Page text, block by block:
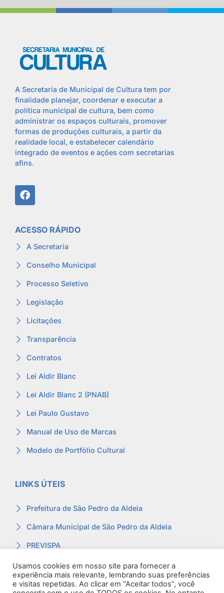
A Secretaria de Municipal de Cultura tem por
finalidade planejar, coordenar e executar a
política municipal de cultura, bem como
administrar os espaços culturais, promover
formas de produções culturais, a partir da
realidade local, e estabelecer calendário
integrado de eventos e ações com secretarias
afins.
ACESSO RÁPIDO
A Secretaria
Conselho Municipal
Processo Seletivo
Legislação
Licitações
Transparência
Contratos
Lei Aldir Blanc
Lei Aldir Blanc 2 (PNAB)
Lei Paulo Gustavo
Manual de Uso de Marcas
Modelo de Portfólio Cultural
LINKS ÚTEIS
Prefeitura de São Pedro da Aldeia
Câmara Municipal de São Pedro da Aldeia
PREVISPA
Ouvidoria
Contracheque
Usamos cookies em nosso site para fornecer a
experiência mais relevante, lembrando suas preferências
e visitas repetidas. Ao clicar em “Aceitar todos”, você